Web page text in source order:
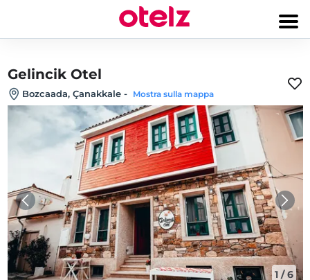
Gelincik Otel
Bozcaada, Çanakkale - Mostra sulla mappa
1 /6